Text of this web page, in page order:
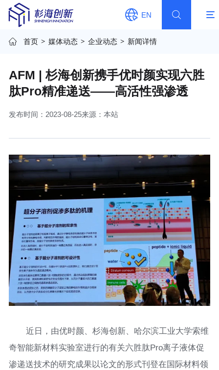
EN
首页 > 媒体动态 > 企业动态 > 新闻详情
AFM | 杉海创新携手优时颜实现六胜
肽Pro精准递送——高活性强渗透
发布时间：2023-08-25来源：本站
近日，由优时颜、杉海创新、哈尔滨工业大学索维
奇智能新材料实验室进行的有关六胜肽Pro离子液体促
渗递送技术的研究成果以论文的形式刊登在国际材料领